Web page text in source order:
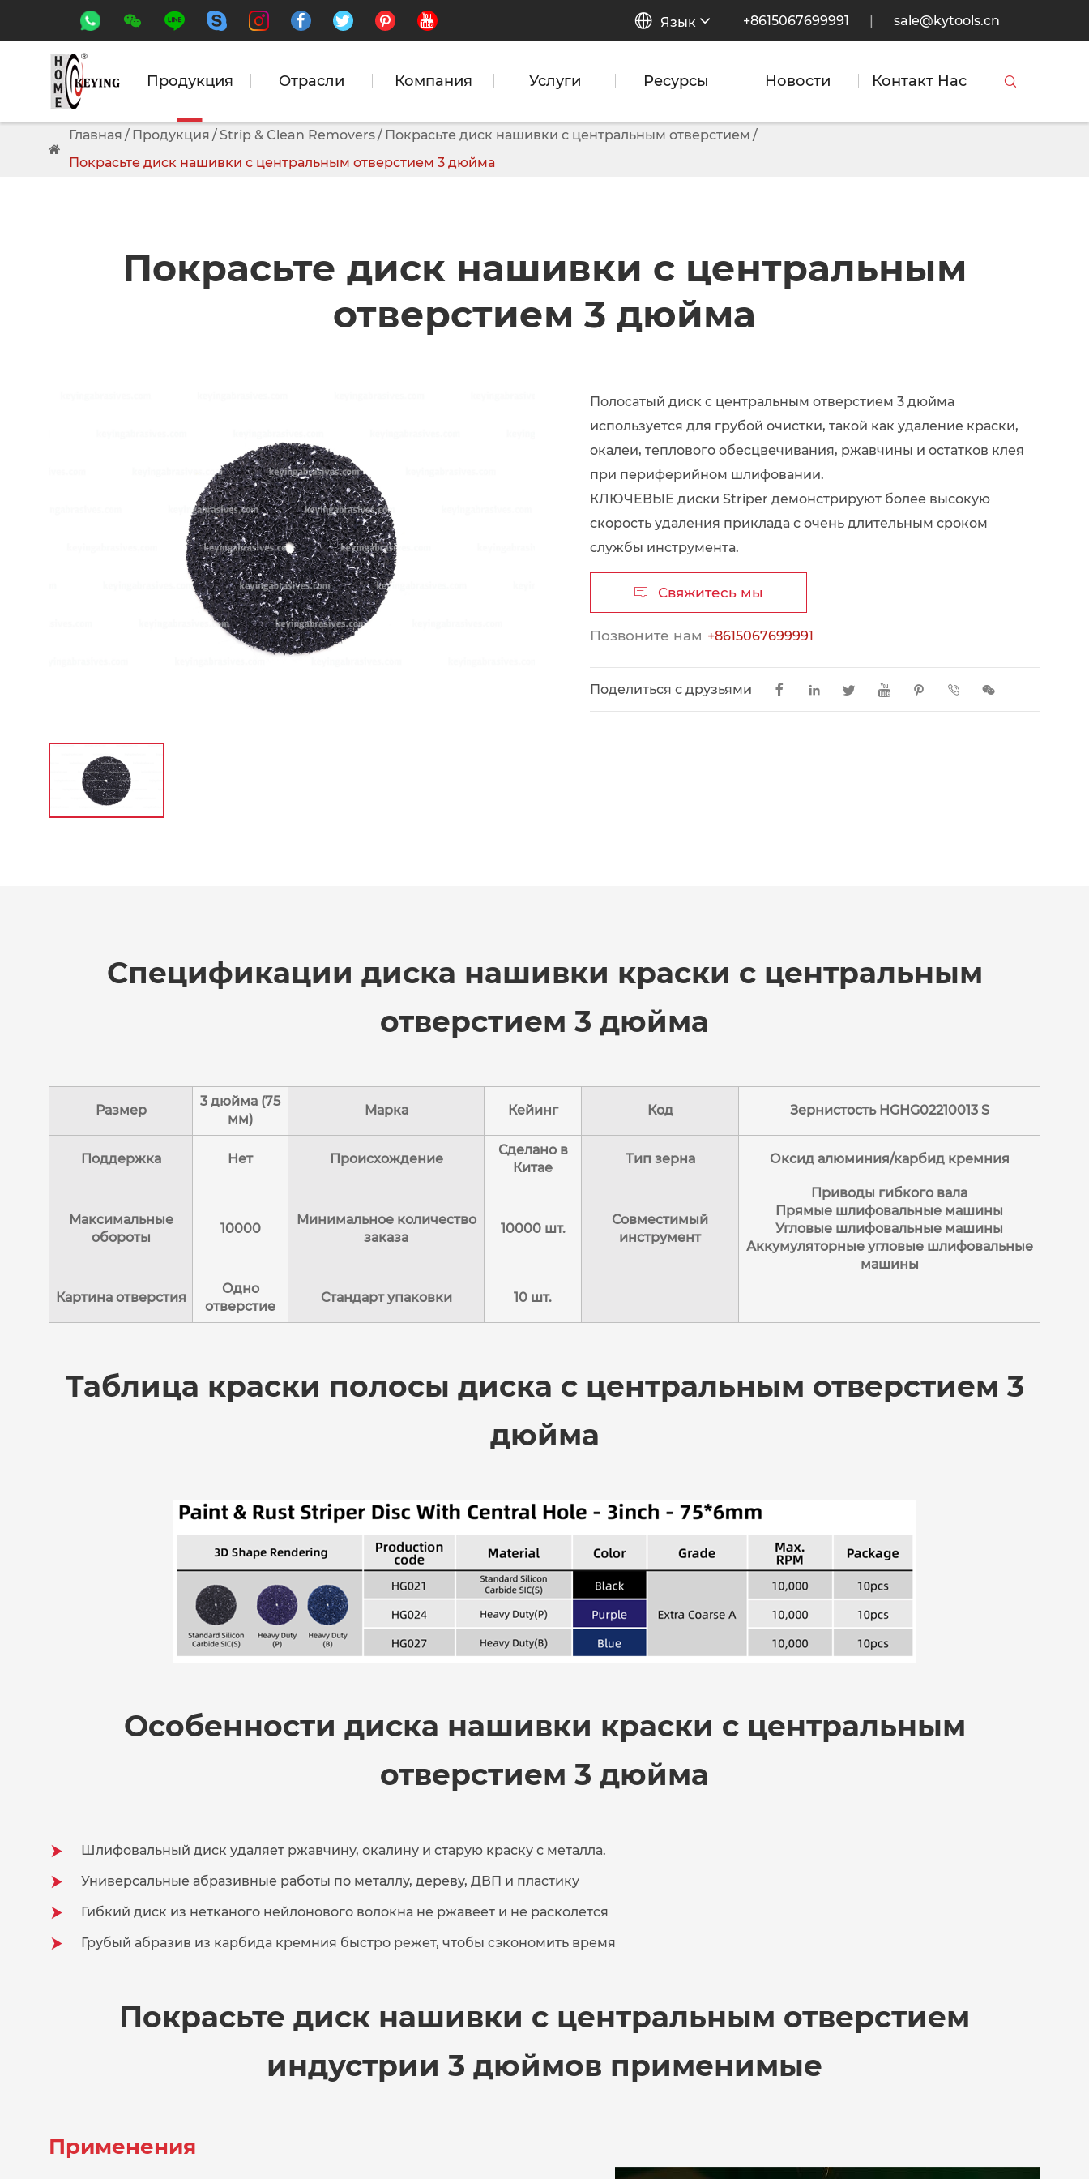
        Язык +8615067699991 | sale@kytools.cn
Продукция Отрасли Компания Услуги Ресурсы Новости Контакт Нас 
Главная Продукция Strip & Clean Removers
Покрасьте диск нашивки с центральным отверстием
Покрасьте диск нашивки с центральным отверстием 3 дюйма
Покрасьте диск нашивки с центральным
отверстием 3 дюйма
Полосатый диск с центральным отверстием 3 дюйма
используется для грубой очистки, такой как удаление краски,
окалеи, теплового обесцвечивания, ржавчины и остатков клея
при периферийном шлифовании.
КЛЮЧЕВЫЕ диски Striper демонстрируют более высокую
скорость удаления приклада с очень длительным сроком
службы инструмента.
 Свяжитесь мы
Позвоните нам +8615067699991
Поделиться с друзьями       
Спецификации диска нашивки краски с центральным
отверстием 3 дюйма
Размер
3 дюйма (75
мм)
Марка Кейинг Код Зернистость HGHG02210013 S
Поддержка Нет Происхождение
Сделано в
Китае
Тип зерна Оксид алюминия/карбид кремния
Максимальные
обороты
10000
Минимальное количество
заказа
10000 шт.
Совместимый
инструмент
Приводы гибкого вала
Прямые шлифовальные машины
Угловые шлифовальные машины
Аккумуляторные угловые шлифовальные
машины
Картина отверстия
Одно
отверстие
Стандарт упаковки 10 шт.
Таблица краски полосы диска с центральным отверстием 3
дюйма
Особенности диска нашивки краски с центральным
отверстием 3 дюйма
Шлифовальный диск удаляет ржавчину, окалину и старую краску с металла.
Универсальные абразивные работы по металлу, дереву, ДВП и пластику
Гибкий диск из нетканого нейлонового волокна не ржавеет и не расколется
Грубый абразив из карбида кремния быстро режет, чтобы сэкономить время
Покрасьте диск нашивки с центральным отверстием
индустрии 3 дюймов применимые
Применения